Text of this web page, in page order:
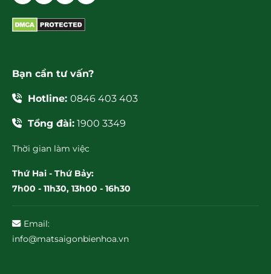
Bạn cần tư vấn?
Hotline: 0846 403 403
Tổng đài: 1900 3349
Thời gian làm việc
Thứ Hai - Thứ Bảy:
7h00 - 11h30, 13h00 - 16h30
Email:
info@matsaigonbienhoa.vn